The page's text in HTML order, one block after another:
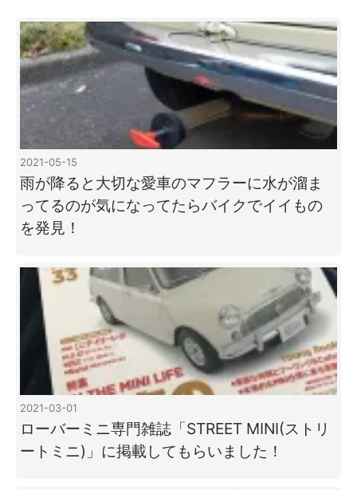
2021-05-15
雨が降ると大切な愛車のマフラーに水が溜ま
ってるのが気になってたらバイクでイイもの
を発見！
2021-03-01
ローバーミニ専門雑誌「STREET MINI(ストリ
ートミニ)」に掲載してもらいました！